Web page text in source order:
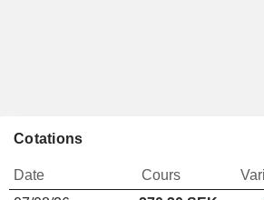
Cotations
Date Cours